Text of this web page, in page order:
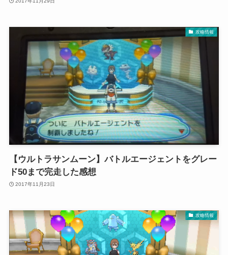
攻略情報
【ウルトラサンムーン】バトルエージェントをグレー
ド50まで完走した感想
2017年11月23日
攻略情報